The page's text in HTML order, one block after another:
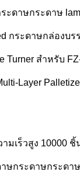
ะดาษกระดาษ
กระดาษกล่องบร
Turner สําหรับ
Layer
มเร็วสูง 10000
ษกระดาษกระด